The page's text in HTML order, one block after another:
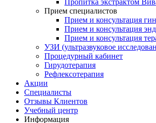
Пропитка экстрактом
Прием специалистов
Прием и консультация
Прием и консультация
Прием и консультация
УЗИ (ультразвуковое
Процедурный кабинет
Гирудотерапия
Рефлексотерапия
Акции
Специалисты
Отзывы Клиентов
Учебный центр
Информация